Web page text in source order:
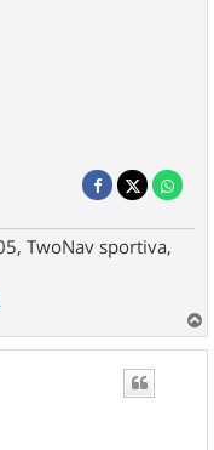
TwoNav sportiva,
a
u